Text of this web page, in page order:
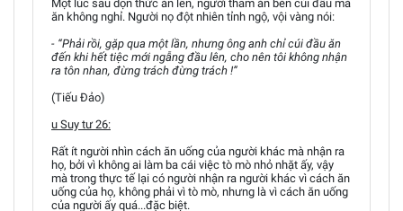
Một lúc sau dọn thức ăn lên, người tham ăn bèn cúi đầu mà
ăn không nghỉ. Người nọ đột nhiên tỉnh ngộ, vội vàng nói:
- “Phải rồi, gặp qua một lần, nhưng ông anh chỉ cúi đầu ăn
đến khi hết tiệc mới ngẫng đầu lên, cho nên tôi không nhận
ra tôn nhan, đừng trách đừng trách !”
(Tiếu Đảo)
u Suy tư 26:
Rất ít người nhìn cách ăn uống của người khác mà nhận ra
họ, bởi vì không ai làm ba cái việc tò mò nhỏ nhặt ấy, vậy
mà trong thực tế lại có người nhận ra người khác vì cách ăn
uống của họ, không phải vì tò mò, nhưng là vì cách ăn uống
của người ấy quá...đặc biệt.